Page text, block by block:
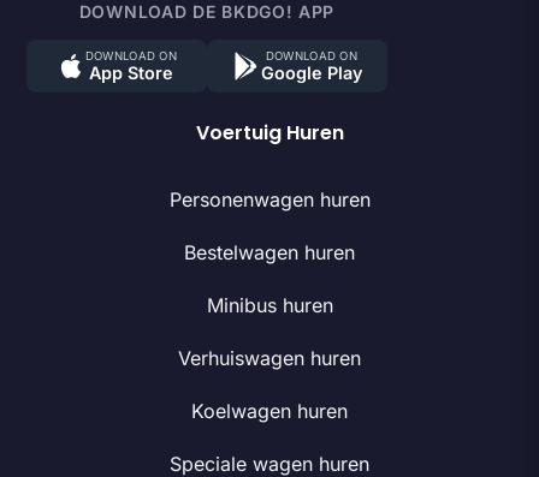
DOWNLOAD DE BKDGO! APP
DOWNLOAD ON
App Store
DOWNLOAD ON
Google Play
Voertuig Huren
Personenwagen huren
Bestelwagen huren
Minibus huren
Verhuiswagen huren
Koelwagen huren
Speciale wagen huren